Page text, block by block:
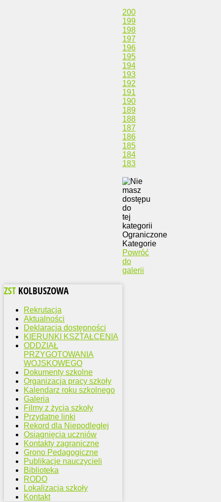
200
199
198
197
196
195
194
193
192
191
190
189
188
187
186
185
184
183
Ograniczone
Kategorie
Powróć
do
galerii
ZST KOLBUSZOWA
Rekrutacja
Aktualności
Deklaracja dostępności
KIERUNKI KSZTAŁCENIA
ODDZIAŁ
PRZYGOTOWANIA
WOJSKOWEGO
Dokumenty szkolne
Organizacja pracy szkoły
Kalendarz roku szkolnego
Galeria
Filmy z życia szkoły
Przydatne linki
Rekord dla Niepodległej
Osiągnięcia uczniów
Kontakty zagraniczne
Grono Pedagogiczne
Publikacje nauczycieli
Biblioteka
RODO
Lokalizacja szkoły
Kontakt